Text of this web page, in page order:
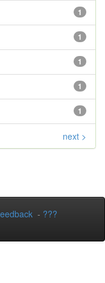
1
1
1
1
1
next >
- ???